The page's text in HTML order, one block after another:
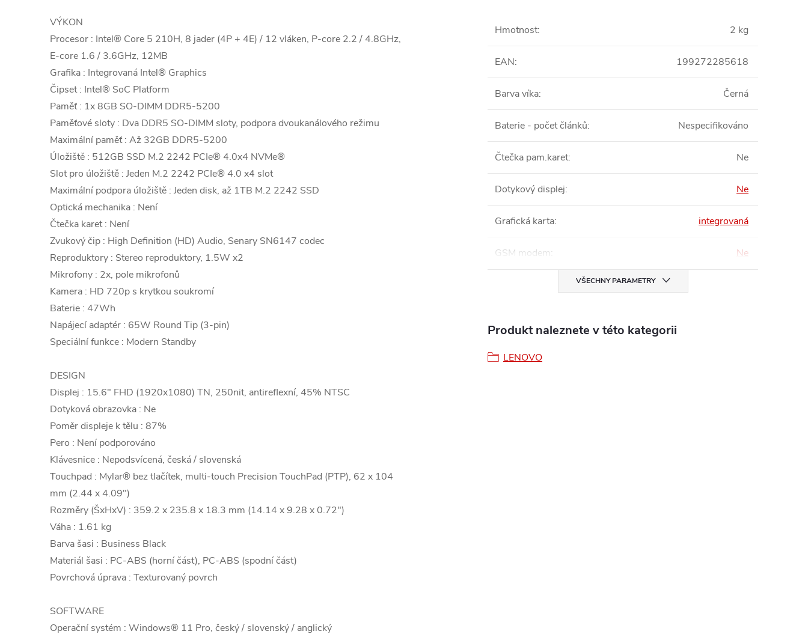
VÝKON
Procesor : Intel® Core 5 210H, 8 jader (4P + 4E) / 12 vláken, P-core 2.2 / 4.8GHz,
E-core 1.6 / 3.6GHz, 12MB
Grafika : Integrovaná Intel® Graphics
Čipset : Intel® SoC Platform
Paměť : 1x 8GB SO-DIMM DDR5-5200
Paměťové sloty : Dva DDR5 SO-DIMM sloty, podpora dvoukanálového režimu
Maximální paměť : Až 32GB DDR5-5200
Úložiště : 512GB SSD M.2 2242 PCIe® 4.0x4 NVMe®
Slot pro úložiště : Jeden M.2 2242 PCIe® 4.0 x4 slot
Maximální podpora úložiště : Jeden disk, až 1TB M.2 2242 SSD
Optická mechanika : Není
Čtečka karet : Není
Zvukový čip : High Definition (HD) Audio, Senary SN6147 codec
Reproduktory : Stereo reproduktory, 1.5W x2
Mikrofony : 2x, pole mikrofonů
Kamera : HD 720p s krytkou soukromí
Baterie : 47Wh
Napájecí adaptér : 65W Round Tip (3-pin)
Speciální funkce : Modern Standby
DESIGN
Displej : 15.6" FHD (1920x1080) TN, 250nit, antireflexní, 45% NTSC
Dotyková obrazovka : Ne
Poměr displeje k tělu : 87%
Pero : Není podporováno
Klávesnice : Nepodsvícená, česká / slovenská
Touchpad : Mylar® bez tlačítek, multi-touch Precision TouchPad (PTP), 62 x 104
mm (2.44 x 4.09")
Rozměry (ŠxHxV) : 359.2 x 235.8 x 18.3 mm (14.14 x 9.28 x 0.72")
Váha : 1.61 kg
Barva šasi : Business Black
Materiál šasi : PC-ABS (horní část), PC-ABS (spodní část)
Povrchová úprava : Texturovaný povrch
SOFTWARE
Operační systém : Windows® 11 Pro, český / slovenský / anglický
Hmotnost: 2 kg
EAN: 199272285618
Barva víka: Černá
Baterie - počet článků: Nespecifikováno
Čtečka pam.karet: Ne
Dotykový displej: Ne
Grafická karta: integrovaná
GSM modem: Ne
VŠECHNY PARAMETRY
Produkt naleznete v této kategorii
LENOVO